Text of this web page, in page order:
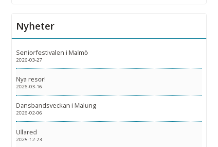
Nyheter
Seniorfestivalen i Malmö
2026-03-27
Nya resor!
2026-03-16
Dansbandsveckan i Malung
2026-02-06
Ullared
2025-12-23